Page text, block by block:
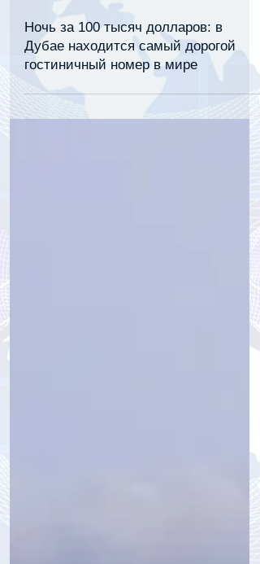
27 июл.
2 мин. чтения
Ночь за 100 тысяч долларов: в
Дубае находится самый дорогой
гостиничный номер в мире